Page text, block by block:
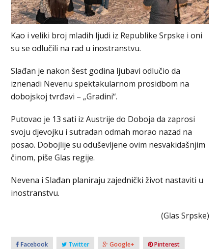
Kao i veliki broj mladih ljudi iz Republike Srpske i oni
su se odlučili na rad u inostranstvu.
Slađan je nakon šest godina ljubavi odlučio da
iznenadi Nevenu spektakularnom prosidbom na
dobojskoj tvrđavi – „Gradini“.
Putovao je 13 sati iz Austrije do Doboja da zaprosi
svoju djevojku i sutradan odmah morao nazad na
posao. Dobojlije su oduševljene ovim nesvakidašnjim
činom, piše Glas regije.
Nevena i Slađan planiraju zajednički život nastaviti u
inostranstvu.
(Glas Srpske)
Facebook Twitter Google+ Pinterest